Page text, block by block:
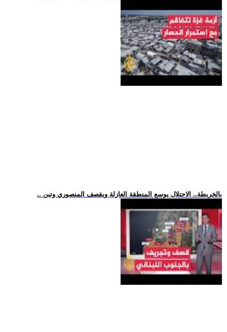
.. بالخريطة.. الاحتلال يوسع المنطقة العازلة ويقصف المنصوري وتبن